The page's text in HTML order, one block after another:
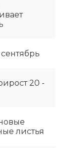
20 -
листья